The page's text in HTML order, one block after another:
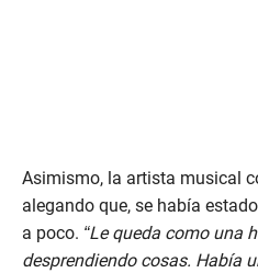
Asimismo, la artista musical
alegando que, se había
a poco. “Le queda como una
desprendiendo cosas. Había